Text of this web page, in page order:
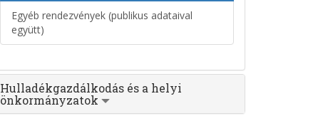
Egyéb rendezvények (publikus adataival
együtt)
Hulladékgazdálkodás és a helyi
önkormányzatok